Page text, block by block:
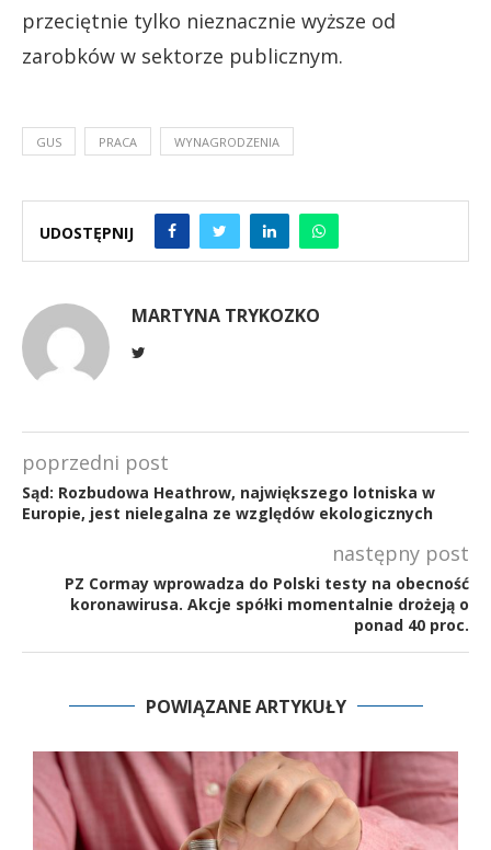
przeciętnie tylko nieznacznie wyższe od
zarobków w sektorze publicznym.
GUS PRACA WYNAGRODZENIA
UDOSTĘPNIJ
MARTYNA TRYKOZKO
poprzedni post
Sąd: Rozbudowa Heathrow, największego lotniska w
Europie, jest nielegalna ze względów ekologicznych
następny post
PZ Cormay wprowadza do Polski testy na obecność
koronawirusa. Akcje spółki momentalnie drożeją o
ponad 40 proc.
POWIĄZANE ARTYKUŁY